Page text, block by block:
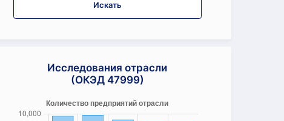
Искать
Исследования отрасли
(ОКЭД 47999)